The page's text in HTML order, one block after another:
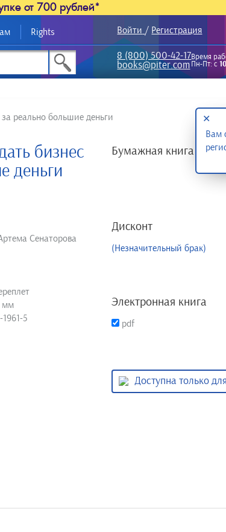
от 700 рублей*
Rights Войти / Регистрация
8 (800) 500-42-17
books@piter.com
Время
Пн-Пт: с
реально большие деньги
бизнес
деньги
Сенаторова
мм
5
Бумажная книга
Дисконт
(Незначительный брак)
Электронная книга
pdf
Доступна только
Вам
✕